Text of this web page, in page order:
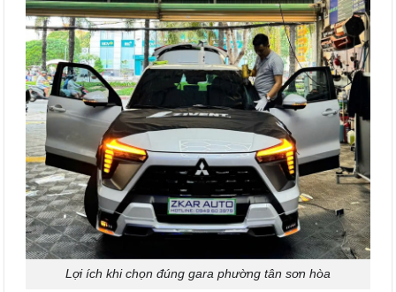
Lợi ích khi chọn đúng gara phường tân sơn hòa